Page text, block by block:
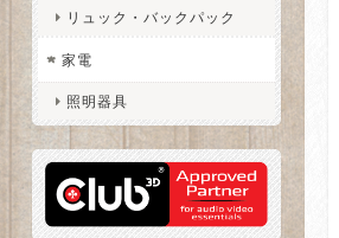
リュック・バックパック
家電
照明器具